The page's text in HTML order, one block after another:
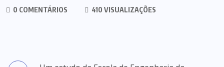
0 COMENTÁRIOS
410 VISUALIZAÇÕES